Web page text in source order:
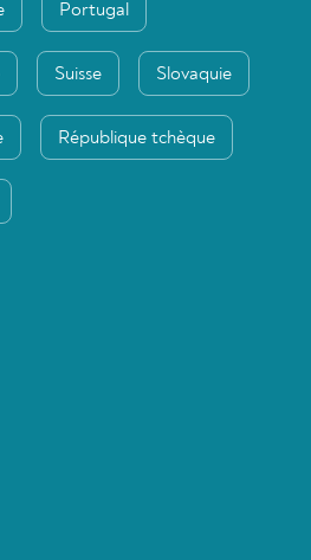
Portugal
Suisse Slovaquie
République tchèque